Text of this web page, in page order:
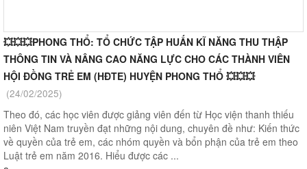
💥💥💥PHONG THỔ: TỔ CHỨC TẬP HUẤN KĨ NĂNG THU THẬP
THÔNG TIN VÀ NÂNG CAO NĂNG LỰC CHO CÁC THÀNH VIÊN
HỘI ĐỒNG TRẺ EM (HĐTE) HUYỆN PHONG THỔ 💥💥💥
(24/02/2025)
Theo đó, các học viên được giảng viên đến từ Học viện thanh thiếu
niên Việt Nam truyền đạt những nội dung, chuyên đề như: Kiến thức
về quyền của trẻ em, các nhóm quyền và bổn phận của trẻ em theo
Luật trẻ em năm 2016. Hiểu được các ...